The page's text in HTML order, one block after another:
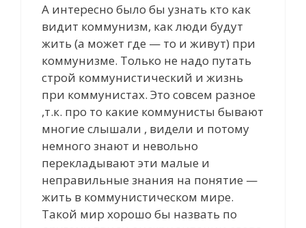
А интересно было бы узнать кто как
видит коммунизм, как люди будут
жить (а может где — то и живут) при
коммунизме. Только не надо путать
строй коммунистический и жизнь
при коммунистах. Это совсем разное
,т.к. про то какие коммунисты бывают
многие слышали , видели и потому
немного знают и невольно
перекладывают эти малые и
неправильные знания на понятие —
жить в коммунистическом мире.
Такой мир хорошо бы назвать по